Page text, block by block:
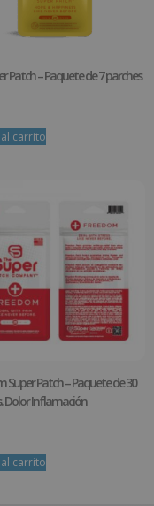
Patch – Paquete de 7 parches
carrito
Super Patch – Paquete de 30
Dolor Inflamación
carrito